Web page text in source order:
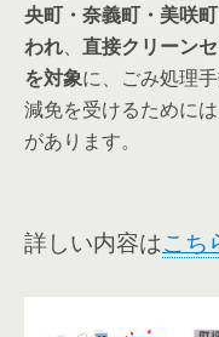
央町・奈義町・美咲
われ、 直接クリーン
を対象に、ごみ処理
減免を受けるために
があります。
詳しい内容はこち